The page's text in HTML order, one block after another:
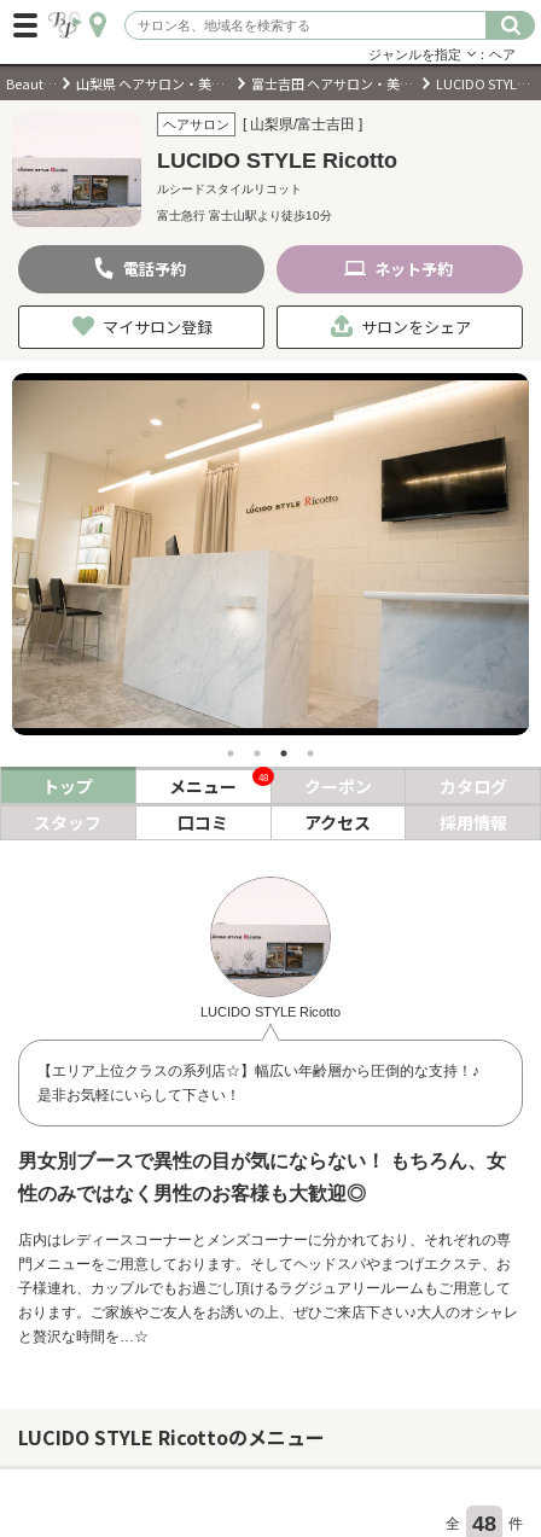
ログイン
会員登録（無料）
キーワード検索
ジャンルを選択
近くのサロンを探す
現在地から探す
ヘアサロン
ネイルサロン
まつげサロン
エステサロン
リラクゼーションサロン
美容クリニック
ジャンルを指定 ：ヘア
BeautyPark 山梨県 ヘアサロン・美容室・美容院 富士吉田 ヘアサロン・美容室・美容院 LUCIDO STYLE Ricotto
ヘアサロン [ 山梨県/富士吉田 ]
LUCIDO STYLE Ricotto
ルシードスタイルリコット
富士急行 富士山駅より徒歩10分
電話予約 ネット予約
マイサロン登録 サロンをシェア
トップ メニュー 48 クーポン
カタログ
スタッフ
口コミ アクセス 採用情報
LUCIDO STYLE Ricotto
【エリア上位クラスの系列店☆】幅広い年齢層から圧倒的な支持！♪
是非お気軽にいらして下さい！
男女別ブースで異性の目が気にならない！ もちろん、女
性のみではなく男性のお客様も大歓迎◎
店内はレディースコーナーとメンズコーナーに分かれており、それぞれの専
門メニューをご用意しております。そしてヘッドスパやまつげエクステ、お
子様連れ、カップルでもお過ごし頂けるラグジュアリールームもご用意して
おります。ご家族やご友人をお誘いの上、ぜひご来店下さい♪大人のオシャレ
と贅沢な時間を…☆
LUCIDO STYLE Ricottoのメニュー
全 48 件